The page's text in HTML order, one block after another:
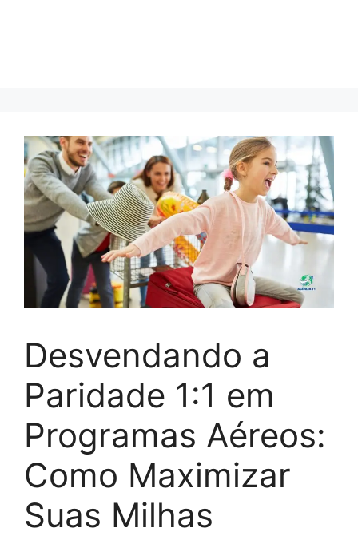
Desvendando a
Paridade 1:1 em
Programas Aéreos:
Como Maximizar
Suas Milhas